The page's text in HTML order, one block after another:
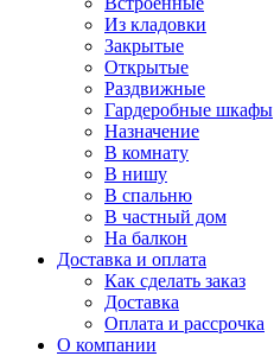
Из кладовки
Закрытые
Открытые
Раздвижные
Гардеробные шкафы
Назначение
В комнату
В нишу
В спальню
В частный дом
На балкон
Доставка и оплата
Как сделать заказ
Доставка
Оплата и рассрочка
О компании